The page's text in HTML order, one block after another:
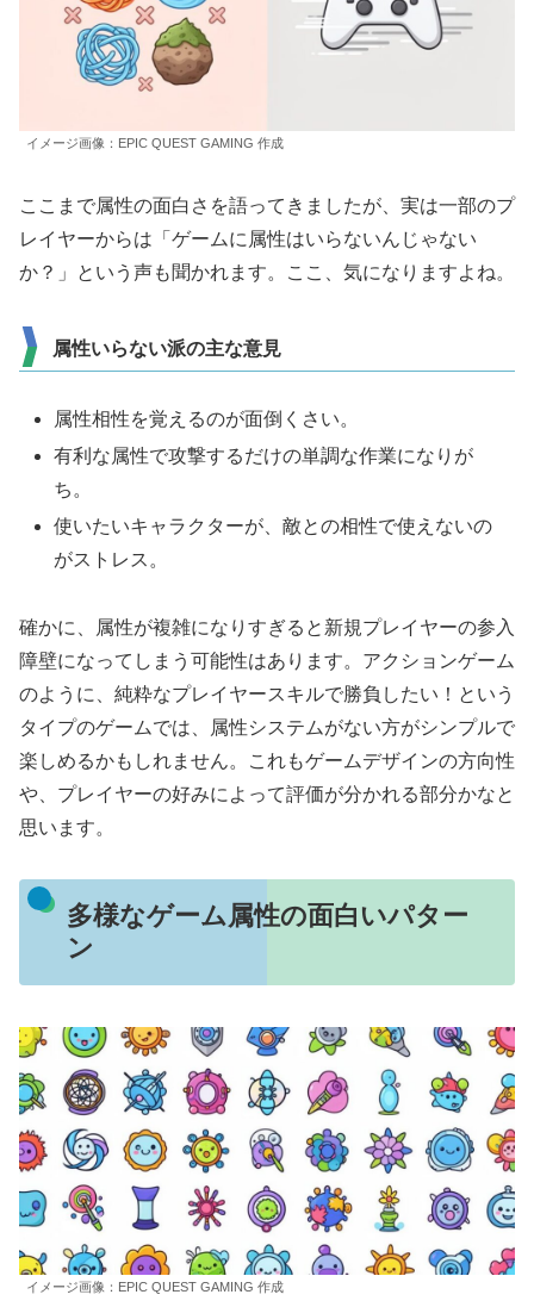
イメージ画像：EPIC QUEST GAMING 作成
ここまで属性の面白さを語ってきましたが、実は一部のプ
レイヤーからは「ゲームに属性はいらないんじゃない
か？」という声も聞かれます。ここ、気になりますよね。
属性いらない派の主な意見
属性相性を覚えるのが面倒くさい。
有利な属性で攻撃するだけの単調な作業になりが
ち。
使いたいキャラクターが、敵との相性で使えないの
がストレス。
確かに、属性が複雑になりすぎると新規プレイヤーの参入
障壁になってしまう可能性はあります。アクションゲーム
のように、純粋なプレイヤースキルで勝負したい！という
タイプのゲームでは、属性システムがない方がシンプルで
楽しめるかもしれません。これもゲームデザインの方向性
や、プレイヤーの好みによって評価が分かれる部分かなと
思います。
多様なゲーム属性の面白いパター
ン
イメージ画像：EPIC QUEST GAMING 作成